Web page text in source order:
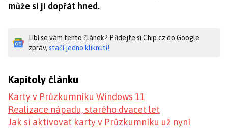
může si ji dopřát hned.
Líbí se vám tento článek? Přidejte si Chip.cz do Google
zpráv, stačí jedno kliknutí!
Kapitoly článku
Karty v Průzkumníku Windows 11
Realizace nápadu, starého dvacet let
Jak si aktivovat karty v Průzkumníku už nyní